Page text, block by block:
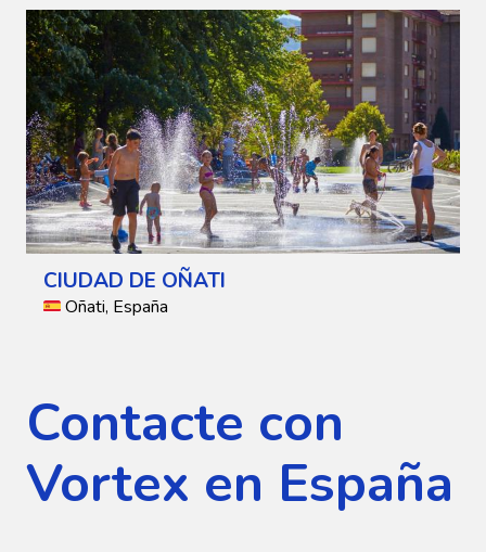
CIUDAD DE OÑATI
Oñati, España
Contacte con
Vortex en España